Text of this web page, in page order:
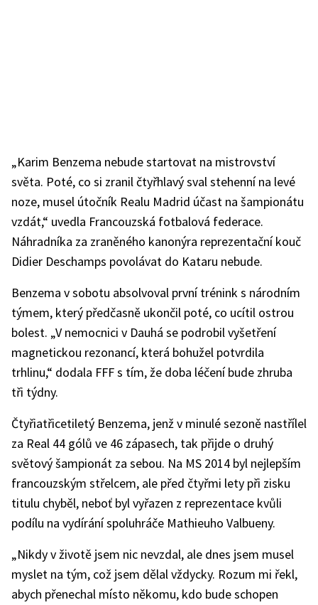
„Karim Benzema nebude startovat na mistrovství
světa. Poté, co si zranil čtyřhlavý sval stehenní na levé
noze, musel útočník Realu Madrid účast na šampionátu
vzdát,“ uvedla Francouzská fotbalová federace.
Náhradníka za zraněného kanonýra reprezentační kouč
Didier Deschamps povolávat do Kataru nebude.
Benzema v sobotu absolvoval první trénink s národním
týmem, který předčasně ukončil poté, co ucítil ostrou
bolest. „V nemocnici v Dauhá se podrobil vyšetření
magnetickou rezonancí, která bohužel potvrdila
trhlinu,“ dodala FFF s tím, že doba léčení bude zhruba
tři týdny.
Čtyřiatřicetiletý Benzema, jenž v minulé sezoně nastřílel
za Real 44 gólů ve 46 zápasech, tak přijde o druhý
světový šampionát za sebou. Na MS 2014 byl nejlepším
francouzským střelcem, ale před čtyřmi lety při zisku
titulu chyběl, neboť byl vyřazen z reprezentace kvůli
podílu na vydírání spoluhráče Mathieuho Valbueny.
„Nikdy v životě jsem nic nevzdal, ale dnes jsem musel
myslet na tým, což jsem dělal vždycky. Rozum mi řekl,
abych přenechal místo někomu, kdo bude schopen